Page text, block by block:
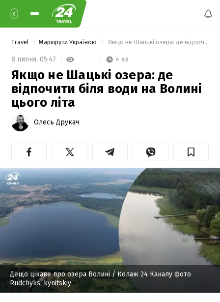
Travel Маршрути Україною Якщо не Шацькі озера: де відпочити біля води на Волині цього літа
8 липня, 05:47 4 хв
Якщо не Шацькі озера: де
відпочити біля води на Волині
цього літа
Олесь Друкач
Дещо цікаве про озера Волині/ Колаж 24 Каналу фото
Rudchyks, kynitskiy